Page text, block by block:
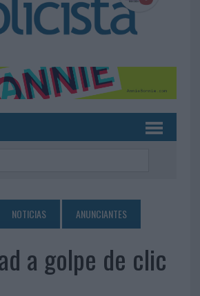
NOTICIAS ANUNCIANTES
a golpe de clic